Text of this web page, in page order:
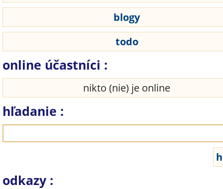
blogy
todo
online účastníci :
nikto (nie) je online
hľadanie :
odkazy :